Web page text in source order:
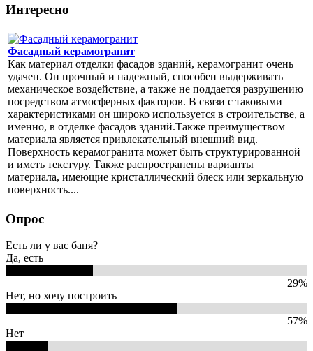
Интересно
Фасадный керамогранит
Как материал отделки фасадов зданий, керамогранит очень
удачен. Он прочный и надежный, способен выдерживать
механическое воздействие, а также не поддается разрушению
посредством атмосферных факторов. В связи с таковыми
характеристиками он широко используется в строительстве, а
именно, в отделке фасадов зданий.Также преимуществом
материала является привлекательный внешний вид.
Поверхность керамогранита может быть структурированной
и иметь текстуру. Также распространены варианты
материала, имеющие кристаллический блеск или зеркальную
поверхность....
Опрос
Есть ли у вас баня?
Да, есть
29%
Нет, но хочу построить
57%
Нет